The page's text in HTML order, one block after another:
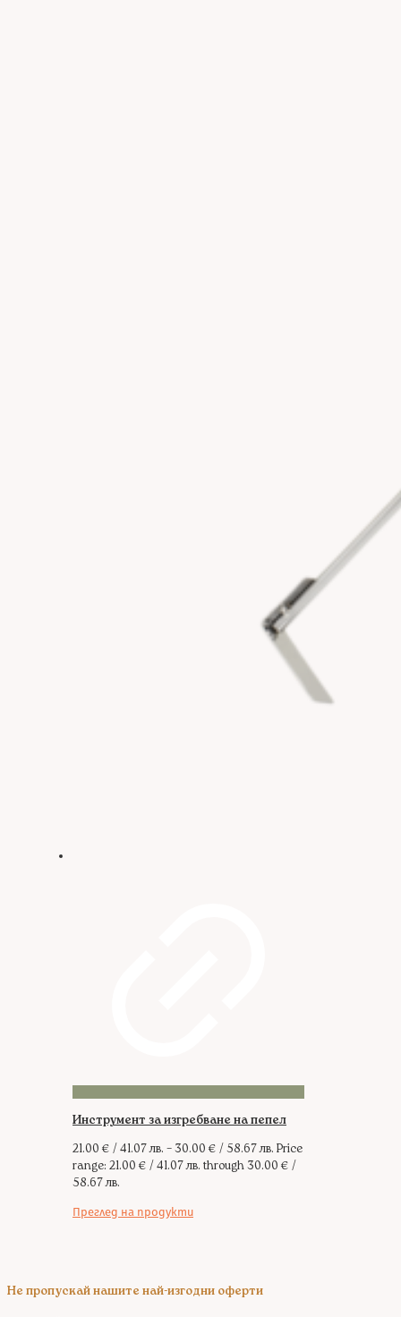
Инструмент за изгребване на пепел
21.00 € / 41.07 лв. –30.00 € / 58.67 лв. Price
range: 21.00 € / 41.07 лв. through 30.00 € /
58.67 лв.
Преглед на продукти
Не пропускай нашите най-изгодни оферти